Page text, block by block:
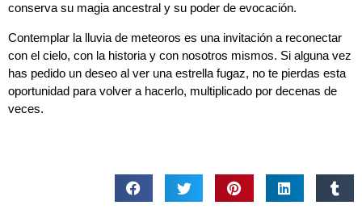
conserva su magia ancestral y su poder de evocación.
Contemplar la lluvia de meteoros es una invitación a reconectar
con el cielo, con la historia y con nosotros mismos. Si alguna vez
has pedido un deseo al ver una estrella fugaz, no te pierdas esta
oportunidad para volver a hacerlo, multiplicado por decenas de
veces.